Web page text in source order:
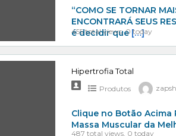
“COMO SE TORNAR
ENCONTRARÁ SEUS
é decidir que […]
455 total views, 0 today
Hipertrofia Total
Produtos
Clique no Botão Acima
Massa Muscular da
487 total views, 0 today